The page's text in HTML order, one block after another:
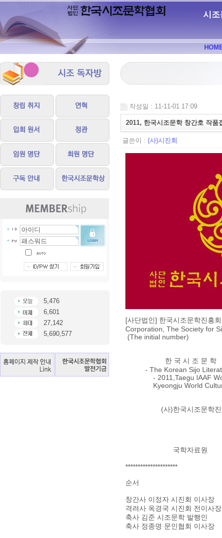
시조
5,476
6,601
27,142
5,690,577
작성일 : 11-11-01 17:09
2011, 한국시조문학 창간호 작품
글쓴이 : (사)시진회
[사단법인] 한국시조문학진흥회
Corporation, The Society for
(The initial number)
한 국 시 조 문 학
- The Korean Sijo
- 2011,Taegu IAAF
Kyeongju World Culture
(사)한국시조문학진
국학자료원
*********************
순서
창간사 이정자 시진회 이사장
격려사 옥경국 시진회 전이사장
축사 김준 시조문학 발행인
축사 정종명 문인협회 이사장